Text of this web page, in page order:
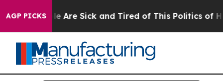
AGP PICKS
“People Are Sick and Tired of This Politics of